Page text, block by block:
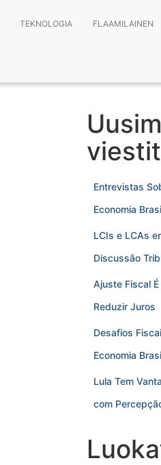
TEKNOLOGIA FLAAMILAINEN
viestit
Entrevistas
Economia
LCIs e LCAs
Discussão
Ajuste Fiscal
Reduzir Juros
Desafios
Economia
Lula Tem
com